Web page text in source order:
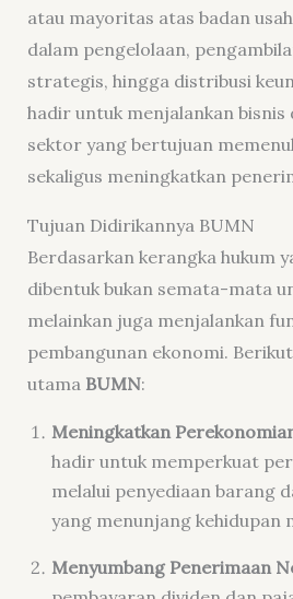
atau mayoritas atas badan
dalam pengelolaan,
strategis, hingga distribusi
hadir untuk menjalankan bisnis
sektor yang bertujuan
sekaligus meningkatkan
Tujuan Didirikannya BUMN
Berdasarkan kerangka hukum
dibentuk bukan semata-mata
melainkan juga menjalankan
pembangunan ekonomi.
utama BUMN:
Meningkatkan
hadir untuk memperkuat
melalui penyediaan barang
yang menunjang kehidupan
Menyumbang Penerimaan